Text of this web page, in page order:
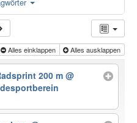
Alles einklappen Alles ausklappen
200 m@